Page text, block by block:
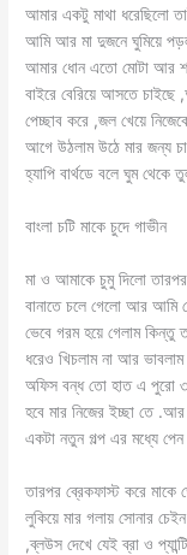
আমার একটু মাথা ধরেছিলো
আমি আর মা দুজনে ঘুমিয়ে
আমার ধোন এতো মোটা আর
বাইরে বেরিয়ে আসতে চাইছে
পেচ্ছাব করে ,জল খেয়ে
আগে উঠলাম উঠে মার জন্য
হ্যাপি বার্থডে বলে ঘুম থেকে
বাংলা চটি মাকে চুদে গাভীন
মা ও আমাকে চুমু দিলো
বানাতে চলে গেলো আর আমি
ভেবে গরম হয়ে গেলাম কিন্তু
ধরেও খিচলাম না আর
অফিস বন্ধ তো হাত এ পুরো
হবে মার নিজের ইচ্ছা তে
একটা নতুন গল্প এর মধ্যে পেন
তারপর ব্রেকফাস্ট করে
লুকিয়ে মার গলায় সোনার
,ব্লউস দেখে যেই ব্রা ও